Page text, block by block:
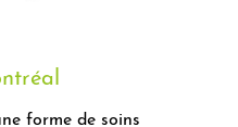
forme de soins